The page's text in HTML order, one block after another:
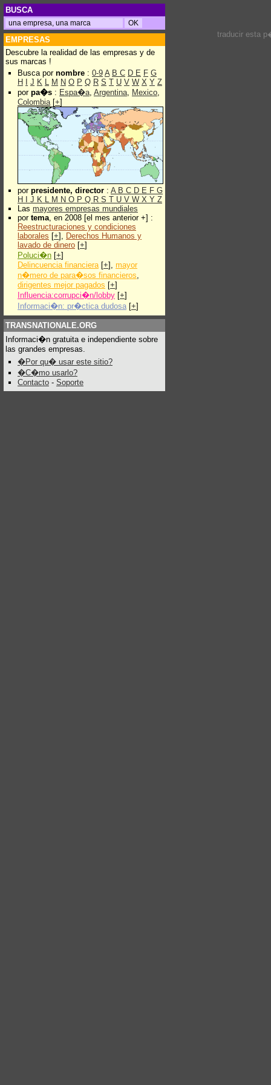
BUSCA
EMPRESAS
Descubre la realidad de las empresas y de
sus marcas !
Busca por nombre : 0-9 A B C D E F G
H
J K L M N O P Q R S T U V W X Y Z
por pa�s : Espa�a, Argentina, Mexico,
Colombia[+]
por presidente, director : A B C D E F G
H
J K L M N O P Q R S T U V W X Y Z
Las mayores empresas mundiales
por tema, en 2008 [el mes anterior +] :
Reestructuraciones y condiciones
laborales [+], Derechos Humanos y
lavado de dinero [+]
Poluci�n [+]
Delincuencia financiera[+], mayor
n�mero de para�sos financieros,
dirigentes mejor pagados [+]
Influencia:corrupci�n/lobby [+]
Informaci�n: pr�ctica dudosa [+]
TRANSNATIONALE.ORG
Informaci�n gratuita e independiente sobre
las grandes empresas.
�Por qu� usar este sitio?
�C�mo usarlo?
Contacto - Soporte
traducir esta